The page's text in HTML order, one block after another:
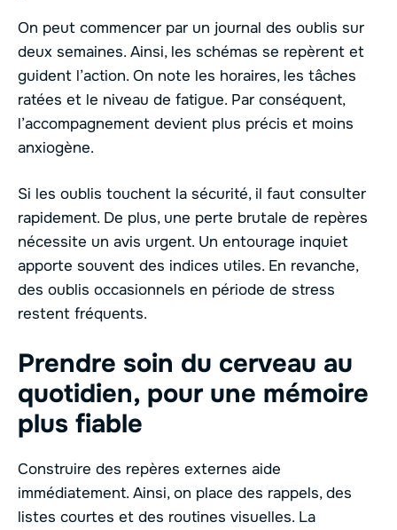
On peut commencer par un journal des oublis sur
deux semaines. Ainsi, les schémas se repèrent et
guident l’action. On note les horaires, les tâches
ratées et le niveau de fatigue. Par conséquent,
l’accompagnement devient plus précis et moins
anxiogène.
Si les oublis touchent la sécurité, il faut consulter
rapidement. De plus, une perte brutale de repères
nécessite un avis urgent. Un entourage inquiet
apporte souvent des indices utiles. En revanche,
des oublis occasionnels en période de stress
restent fréquents.
Prendre soin du cerveau au
quotidien, pour une mémoire
plus fiable
Construire des repères externes aide
immédiatement. Ainsi, on place des rappels, des
listes courtes et des routines visuelles. La